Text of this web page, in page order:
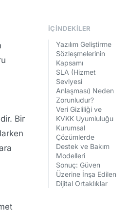
İÇINDEKILER
Yazılım Geliştirme
Sözleşmelerinin
Kapsamı
SLA (Hizmet
Seviyesi
Anlaşması) Neden
Zorunludur?
Veri Gizliliği ve
KVKK Uyumluluğu
Kurumsal
Çözümlerde
Destek ve Bakım
Modelleri
Sonuç: Güven
Üzerine İnşa Edilen
Dijital Ortaklıklar
Bir